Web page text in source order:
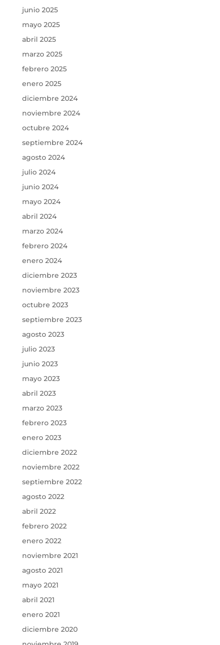
junio 2025
mayo 2025
abril 2025
marzo 2025
febrero 2025
enero 2025
diciembre 2024
noviembre 2024
octubre 2024
septiembre 2024
agosto 2024
julio 2024
junio 2024
mayo 2024
abril 2024
marzo 2024
febrero 2024
enero 2024
diciembre 2023
noviembre 2023
octubre 2023
septiembre 2023
agosto 2023
julio 2023
junio 2023
mayo 2023
abril 2023
marzo 2023
febrero 2023
enero 2023
diciembre 2022
noviembre 2022
septiembre 2022
agosto 2022
abril 2022
febrero 2022
enero 2022
noviembre 2021
agosto 2021
mayo 2021
abril 2021
enero 2021
diciembre 2020